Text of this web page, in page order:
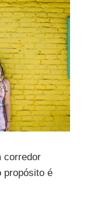
corredor
propósito é